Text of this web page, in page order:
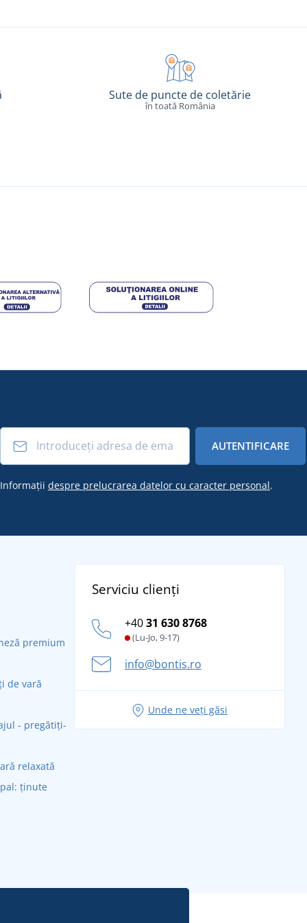
Sute de puncte de coletărie
în toată România
AUTENTIFICARE
Informații despre prelucrarea datelor cu caracter personal.
premium
de vară
- pregătiți-
relaxată
ținute
Serviciu clienți
+4031 630 8768
(Lu-Jo, 9-17)
info@bontis.ro
Unde ne veți găsi